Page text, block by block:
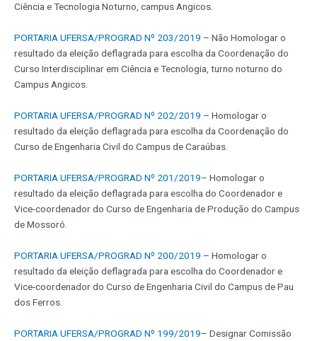
Ciência e Tecnologia Noturno, campus Angicos.
PORTARIA UFERSA/PROGRAD Nº 203/2019 – Não Homologar o
resultado da eleição deflagrada para escolha da Coordenação do
Curso Interdisciplinar em Ciência e Tecnologia, turno noturno do
Campus Angicos.
PORTARIA UFERSA/PROGRAD Nº 202/2019 – Homologar o
resultado da eleição deflagrada para escolha da Coordenação do
Curso de Engenharia Civil do Campus de Caraúbas.
PORTARIA UFERSA/PROGRAD Nº 201/2019– Homologar o
resultado da eleição deflagrada para escolha do Coordenador e
Vice-coordenador do Curso de Engenharia de Produção do Campus
de Mossoró.
PORTARIA UFERSA/PROGRAD Nº 200/2019 – Homologar o
resultado da eleição deflagrada para escolha do Coordenador e
Vice-coordenador do Curso de Engenharia Civil do Campus de Pau
dos Ferros.
PORTARIA UFERSA/PROGRAD Nº 199/2019– Designar Comissão